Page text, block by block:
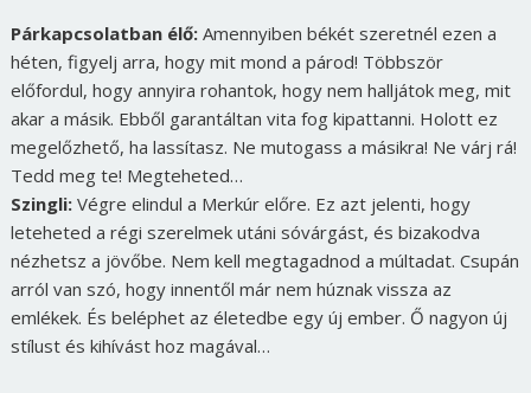
Párkapcsolatban élő:Amennyiben békét szeretnél ezen a
héten, figyelj arra, hogy mit mond a párod! Többször
előfordul, hogy annyira rohantok, hogy nem halljátok meg, mit
akar a másik. Ebből garantáltan vita fog kipattanni. Holott ez
megelőzhető, ha lassítasz. Ne mutogass a másikra! Ne várj rá!
Tedd meg te! Megteheted…
Szingli:Végre elindul a Merkúr előre. Ez azt jelenti, hogy
leteheted a régi szerelmek utáni sóvárgást, és bizakodva
nézhetsz a jövőbe. Nem kell megtagadnod a múltadat. Csupán
arról van szó, hogy innentől már nem húznak vissza az
emlékek. És beléphet az életedbe egy új ember. Ő nagyon új
stílust és kihívást hoz magával…